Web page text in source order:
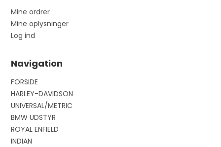
Mine ordrer
Mine oplysninger
Log ind
Navigation
FORSIDE
HARLEY-DAVIDSON
UNIVERSAL/METRIC
BMW UDSTYR
ROYAL ENFIELD
INDIAN